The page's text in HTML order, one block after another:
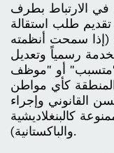
الارتباط بطرف
تقديم طلب استقالة
(إذا سمحت أنظمته
رسمياً وتعديل
"متسبب" أو "موظف
كأي مواطن
القانوني وإجراء
كالبنغلاديشية
والباكستانية).